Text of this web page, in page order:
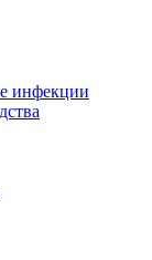
инфекции